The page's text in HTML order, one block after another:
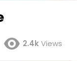
2.4kViews